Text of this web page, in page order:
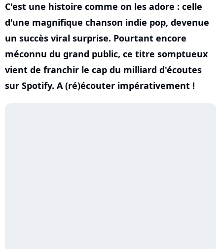
C'est une histoire comme on les adore : celle
d'une magnifique chanson indie pop, devenue
un succès viral surprise. Pourtant encore
méconnu du grand public, ce titre somptueux
vient de franchir le cap du milliard d'écoutes
sur Spotify. A (ré)écouter impérativement !